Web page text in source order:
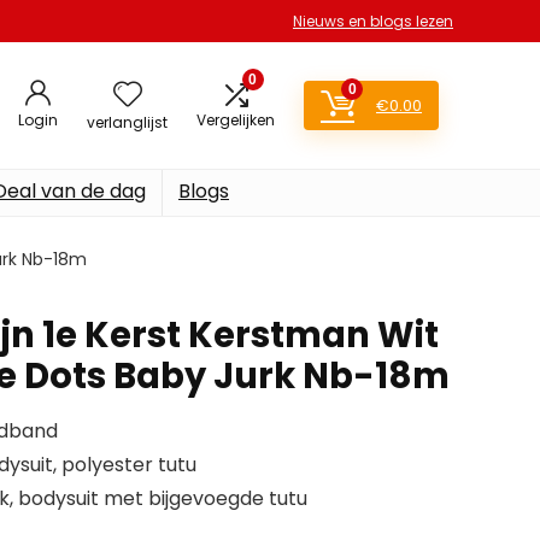
Nieuws en blogs lezen
Login verlanglijst
0
Vergelijken
0
€0.00
van de dag Blogs
Nb-18m
1e Kerst Kerstman Wit
Dots Baby Jurk Nb-18m
polyester tutu
bodysuit met bijgevoegde tutu